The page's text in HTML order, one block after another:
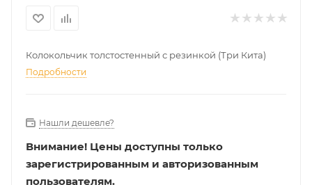
Колокольчик толстостенный с резинкой (Три Кита)
Подробности
Нашли дешевле?
Внимание! Цены доступны только
зарегистрированным и авторизованным
пользователям.